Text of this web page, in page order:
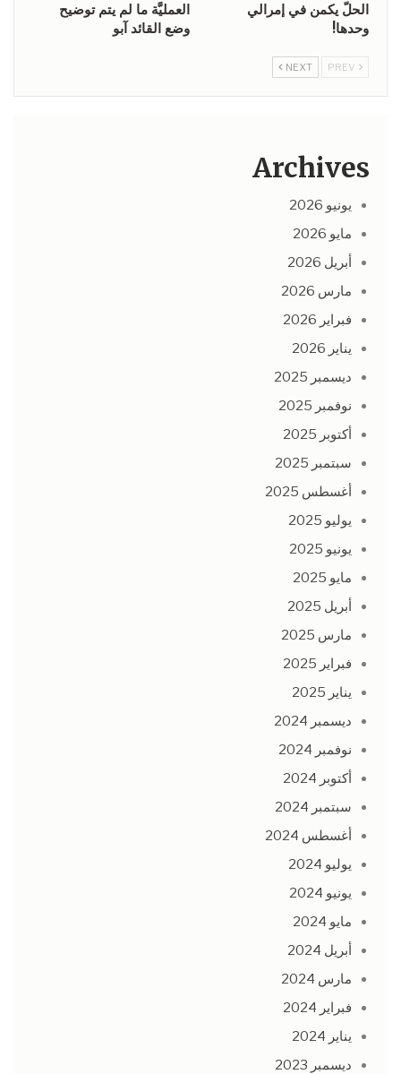
الحلّ يكمن في إمرالي
وحدها!
العمليَّة ما لم يتم توضيح
وضع القائد آبو
NEXT
Archives
يونيو 2026
مايو 2026
أبريل 2026
مارس 2026
فبراير 2026
يناير 2026
ديسمبر 2025
نوفمبر 2025
أكتوبر 2025
سبتمبر 2025
أغسطس 2025
يوليو 2025
يونيو 2025
مايو 2025
أبريل 2025
مارس 2025
فبراير 2025
يناير 2025
ديسمبر 2024
نوفمبر 2024
أكتوبر 2024
سبتمبر 2024
أغسطس 2024
يوليو 2024
يونيو 2024
مايو 2024
أبريل 2024
مارس 2024
فبراير 2024
يناير 2024
ديسمبر 2023